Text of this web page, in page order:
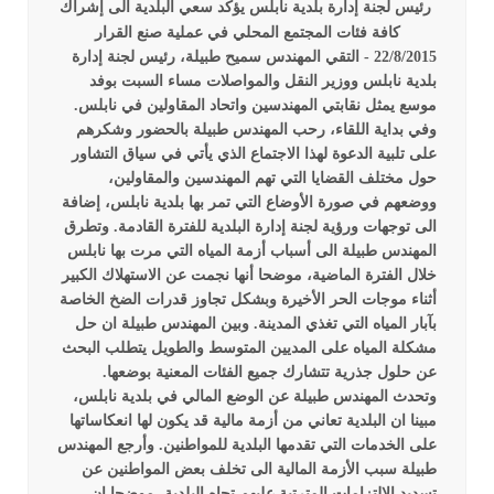
رئيس لجنة إدارة بلدية نابلس يؤكد سعي البلدية الى إشراك
كافة فئات المجتمع المحلي في عملية صنع القرار
22/8/2015 -
التقي المهندس سميح طبيلة، رئيس لجنة إدارة
بلدية نابلس ووزير النقل والمواصلات مساء السبت بوفد
موسع يمثل نقابتي المهندسين واتحاد المقاولين في نابلس.
وفي بداية اللقاء، رحب المهندس طبيلة بالحضور وشكرهم
على تلبية الدعوة لهذا الاجتماع الذي يأتي في سياق التشاور
حول مختلف القضايا التي تهم المهندسين والمقاولين،
ووضعهم في صورة الأوضاع التي تمر بها بلدية نابلس، إضافة
الى توجهات ورؤية لجنة إدارة البلدية للفترة القادمة. وتطرق
المهندس طبيلة الى أسباب أزمة المياه التي مرت بها نابلس
خلال الفترة الماضية، موضحا أنها نجمت عن الاستهلاك الكبير
أثناء موجات الحر الأخيرة وبشكل تجاوز قدرات الضخ الخاصة
بآبار المياه التي تغذي المدينة. وبين المهندس طبيلة ان حل
مشكلة المياه على المديين المتوسط والطويل يتطلب البحث
عن حلول جذرية تتشارك جميع الفئات المعنية بوضعها.
وتحدث المهندس طبيلة عن الوضع المالي في بلدية نابلس،
مبينا ان البلدية تعاني من أزمة مالية قد يكون لها انعكاساتها
على الخدمات التي تقدمها البلدية للمواطنين. وأرجع المهندس
طبيلة سبب الأزمة المالية الى تخلف بعض المواطنين عن